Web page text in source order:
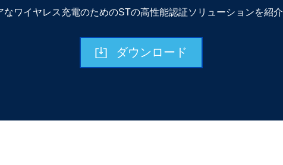
なワイヤレス充電のためのSTの高性能認証ソリューションを紹介
ダウンロード